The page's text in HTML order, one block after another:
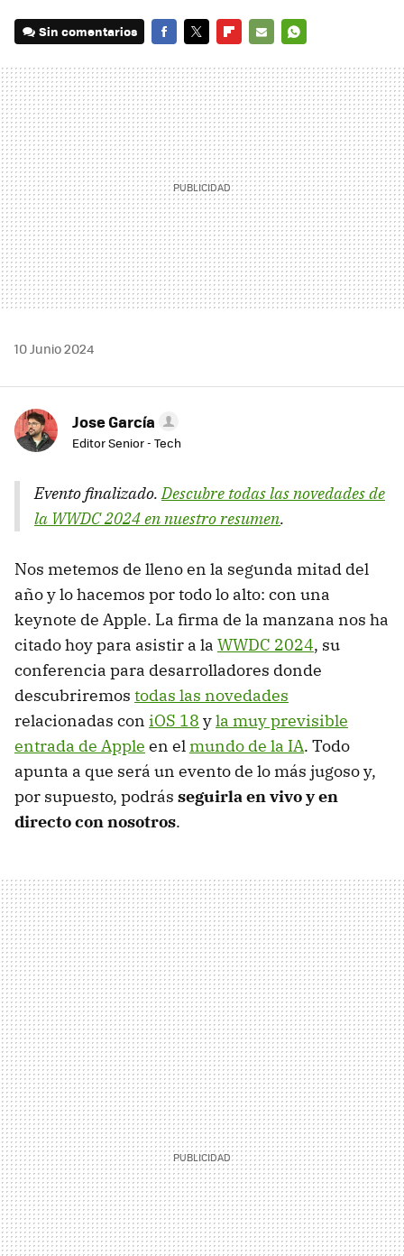
Sin comentarios
MAIL
10 Junio 2024
Jose García
Editor Senior - Tech
Evento finalizado.Descubre todas las novedades de
la WWDC 2024 en nuestro resumen.
Nos metemos de lleno en la segunda mitad del
año y lo hacemos por todo lo alto: con una
keynote de Apple. La firma de la manzana nos ha
citado hoy para asistir a la WWDC 2024, su
conferencia para desarrolladores donde
descubriremos todas las novedades
relacionadas con iOS 18 yla muy previsible
entrada de Apple en elmundo de la IA. Todo
apunta a que será un evento de lo más jugoso y,
por supuesto, podrás seguirla en vivo y en
directo con nosotros.